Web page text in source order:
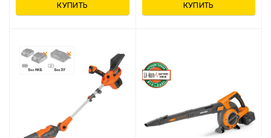
КУПИТЬ КУПИТЬ